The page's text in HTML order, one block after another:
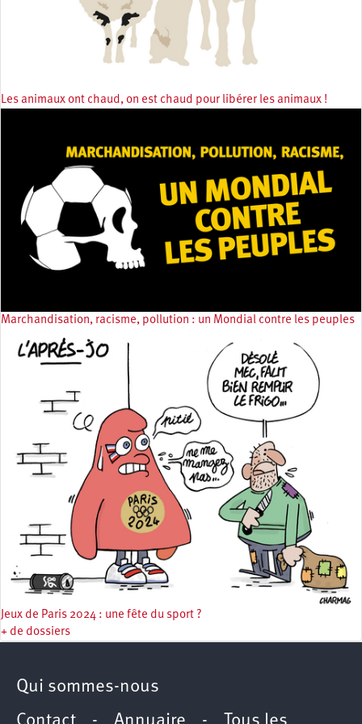
Les animaux ont chaud, on est chaud pour libérer les animaux !
Marchandisation, racisme, pollution : un Mondial contre les peuples
Jeux de Paris 2024 : une fête du sport ?
+ de dossiers
Qui sommes-nous